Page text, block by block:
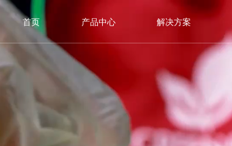
首页 产品中心 解决方案